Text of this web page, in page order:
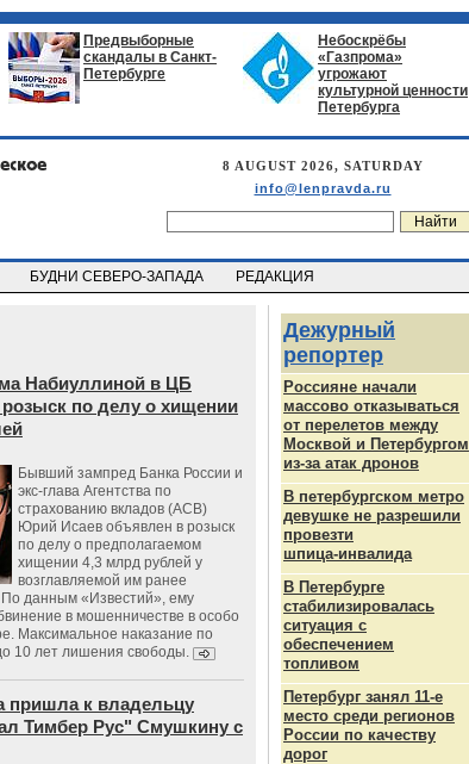
Предвыборные
скандалы в Санкт-
Петербурге
Небоскрёбы
«Газпрома»
угрожают
культурной ценности
Петербурга
8 AUGUST 2026, SATURDAY
info@lenpravda.ru
БУДНИ СЕВЕРО-ЗАПАДА РЕДАКЦИЯ
Набиуллиной в ЦБ
по делу о хищении
Бывший зампред Банка России и
экс-глава Агентства по
страхованию вкладов (АСВ)
Юрий Исаев объявлен в розыск
по делу о предполагаемом
хищении 4,3 млрд рублей у
возглавляемой им ранее
По данным «Известий», ему
в мошенничестве в особо
Максимальное наказание по
10 лет лишения свободы.
пришла к владельцу
Тимбер Рус" Смушкину с
Дежурный
репортер
Россияне начали
массово отказываться
от перелетов между
Москвой и Петербургом
из-за атак дронов
В петербургском метро
девушке не разрешили
провезти
шпица‑инвалида
В Петербурге
стабилизировалась
ситуация с
обеспечением
топливом
Петербург занял 11-е
место среди регионов
России по качеству
дорог